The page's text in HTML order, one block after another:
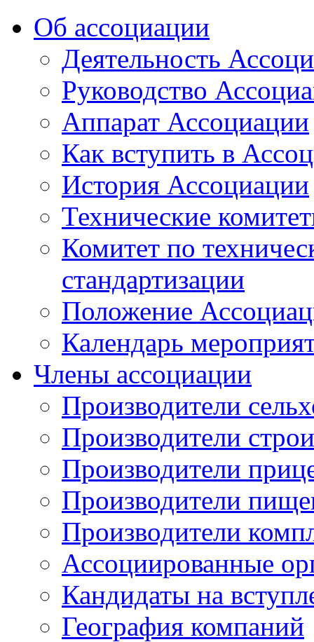
Об ассоциации
Деятельность
Руководство
Аппарат Ассоциации
Как вступить в
История Ассоциации
Технические
Комитет по
стандартизации
Положение
Календарь
Члены ассоциации
Производители
Производители
Производители
Производители
Производители
Ассоциированные
Кандидаты на
География компаний